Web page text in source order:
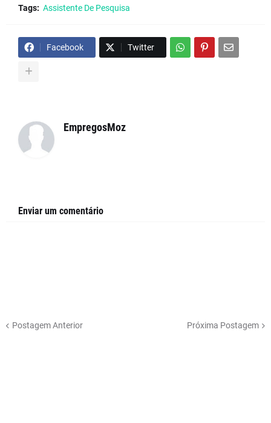
Tags: Assistente De Pesquisa
Facebook Twitter
EmpregosMoz
Enviar um comentário
Postagem Anterior Próxima Postagem